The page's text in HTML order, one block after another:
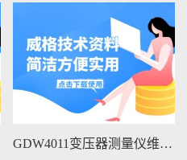
GDW4011变压器测量仪维修手册下载